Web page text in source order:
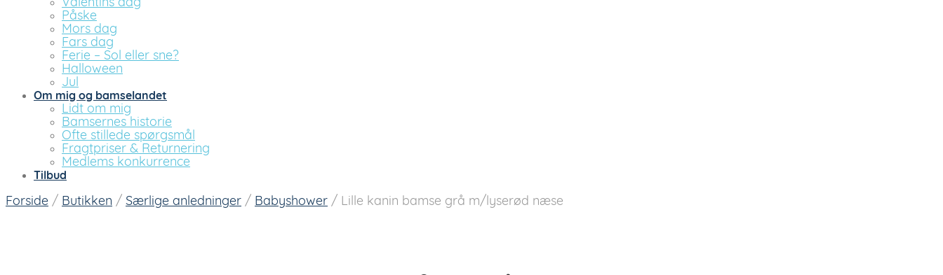
Valentins dag
Påske
Mors dag
Fars dag
Ferie – Sol eller sne?
Halloween
Jul
Om mig og bamselandet
Lidt om mig
Bamsernes historie
Ofte stillede spørgsmål
Fragtpriser & Returnering
Medlems konkurrence
Tilbud
Forside / Butikken / Særlige anledninger / Babyshower / Lille kanin bamse grå m/lyserød næse